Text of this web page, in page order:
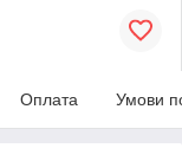
Оплата Умови